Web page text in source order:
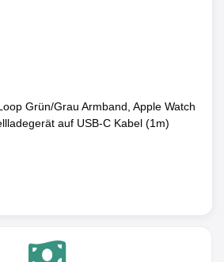
Grün/Grau Armband, Apple Watch
auf USB-C Kabel (1m)